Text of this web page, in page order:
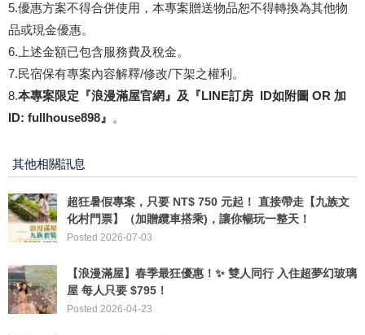
5.優惠方案不得合併使用，本專案贈送物品恕不得轉換為其他物
品或現金優惠。
6.上述金額已包含服務費及稅金。
7.民宿保有專案內容解釋/修改/下架之權利。
8.本專案限定『浪漫滿屋官網』及『LINE訂房 ID如附圖 OR 加
ID: fullhouse898』 。
其他相關訊息
超狂暑假專案，只要 NT$ 750 元起！ 直接帶走【九族文
化村門票】（加贈纜車搭乘)，讓你暢玩一整天！
Posted 2026-07-03
【浪漫滿屋】春季最狂優惠！✨ ​雙人同行 入住超夢幻玻璃
屋 每人只要 $795！
Posted 2026-04-23